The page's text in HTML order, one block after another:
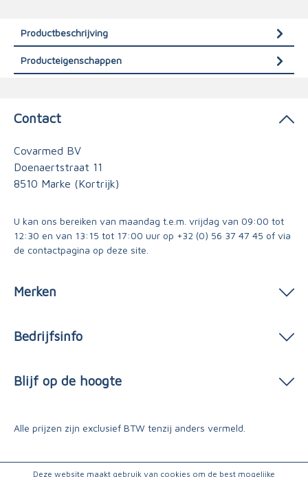
Productbeschrijving
Producteigenschappen
Contact
Covarmed BV
Doenaertstraat 11
8510 Marke (Kortrijk)
U kan ons bereiken van maandag t.e.m. vrijdag van 09:00 tot
12:30 en van 13:15 tot 17:00 uur op +32 (0) 56 37 47 45 of via
de contactpagina op deze site.
Merken
Bedrijfsinfo
Blijf op de hoogte
Alle prijzen zijn exclusief BTW tenzij anders vermeld.
Deze website maakt gebruik van cookies om de best mogelijke